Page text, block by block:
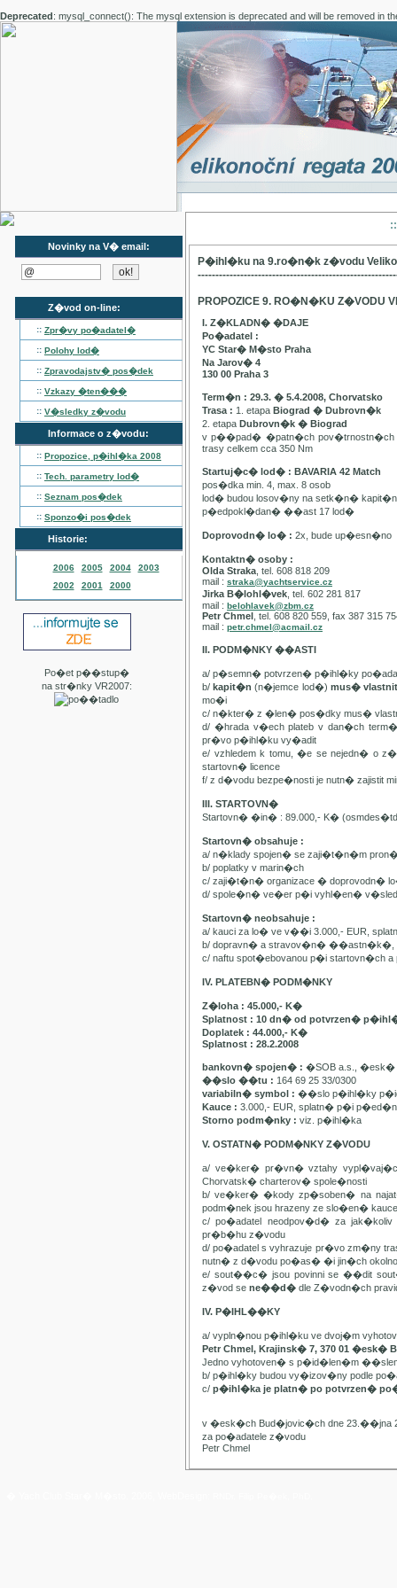
Deprecated: mysql_connect(): The mysql extension is deprecated and will be removed in
Novinky na V� email:
Z�vod on-line:
:: Zpr�vy po�adatel�
:: Polohy lod�
:: Zpravodajstv� pos�dek
:: Vzkazy �ten���
:: V�sledky z�vodu
Informace o z�vodu:
:: Propozice, p�ihl�ka 2008
:: Tech. parametry lod�
:: Seznam pos�dek
:: Sponzo�i pos�dek
Historie:
2006 2005 2004
2003
2002
2001 2000
Po�et p��stup�
na str�nky VR2007:
P�ihl�ku na 9.ro�n�k z�vodu
PROPOZICE 9. RO�N�KU Z�VODU
I. Z�KLADN� �DAJE
Po�adatel :
YC Star� M�sto Praha
Na Jarov� 4
130 00 Praha 3
Term�n : 29.3. � 5.4.2008, Chorvatsko
Trasa : 1. etapa Biograd � Dubrovn�k
2. etapa Dubrovn�k � Biograd
v p��pad� �patn�ch pov�trnostn�ch
trasy celkem cca 350 Nm
Startuj�c� lod� : BAVARIA 42 Match
pos�dka min. 4, max. 8 osob
lod� budou losov�ny na setk�n�
p�edpokl�dan� ��ast 17 lod�
Doprovodn� lo� : 2x, bude up�esn�no
Kontaktn� osoby :
Olda Straka , tel. 608 818 209
mail : straka@yachtservice.cz
Jirka B�lohl�vek , tel. 602 281 817
mail : belohlavek@zbm.cz
Petr Chmel , tel. 608 820 559, fax 387 315
mail : petr.chmel@acmail.cz
II. PODM�NKY ��ASTI
a/ p�semn� potvrzen� p�ihl�ky
b/kapit�n(n�jemce lod�) mus�
mo�i
c/ n�kter� z �len� pos�dky mus�
d/ �hrada v�ech plateb v dan�ch
pr�vo p�ihl�ku vy�adit
e/ vzhledem k tomu, �e se nejedn� o
startovn� licence
f/ z d�vodu bezpe�nosti je nutn� zajistit
III. STARTOVN�
Startovn� �in� : 89.000,- K�
Startovn� obsahuje :
a/ n�klady spojen� se zaji�t�n�m
b/ poplatky v marin�ch
c/ zaji�t�n� organizace � doprovodn�
d/ spole�n� ve�er p�i vyhl�en�
Startovn� neobsahuje :
a/ kauci za lo� ve v��i 3.000,- EUR,
b/ dopravn� a stravov�n� ��astn�k�,
c/ naftu spot�ebovanou p�i startovn�ch
IV. PLATEBN� PODM�NKY
Z�loha : 45.000,- K�
Splatnost : 10 dn� od potvrzen�
Doplatek : 44.000,- K�
Splatnost : 28.2.2008
bankovn� spojen� : �SOB a.s., �esk�
��slo ��tu : 164 69 25 33/0300
variabiln� symbol : ��slo p�ihl�ky
Kauce : 3.000,- EUR, splatn� p�i
Storno podm�nky : viz. p�ihl�ka
V. OSTATN� PODM�NKY Z�VODU
a/ ve�ker� pr�vn� vztahy
Chorvatsk� charterov� spole�nosti
b/ ve�ker� �kody zp�soben� na
podm�nek jsou hrazeny ze slo�en� kauce
c/ po�adatel neodpov�d� za
pr�b�hu z�vodu
d/ po�adatel s vyhrazuje pr�vo zm�ny
nutn� z d�vodu po�as� �i jin�ch
e/ sout��c� jsou povinni se ��dit
z�vod se ne��d� dle Z�vodn�ch
IV. P�IHL��KY
a/ vypln�nou p�ihl�ku ve dvoj�m
Petr Chmel, Krajinsk� 7, 370 01 �esk�
Jedno vyhotoven� s p�id�len�m
b/ p�ihl�ky budou vy�izov�ny podle
c/ p�ihl�ka je platn� po potvrzen�
v �esk�ch Bud�jovic�ch dne 23.��jna
za po�adatele z�vodu
Petr Chmel